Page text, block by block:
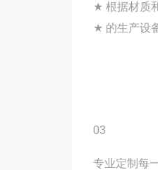
★ 根据材质
★ 的生产设
03
专业定制每